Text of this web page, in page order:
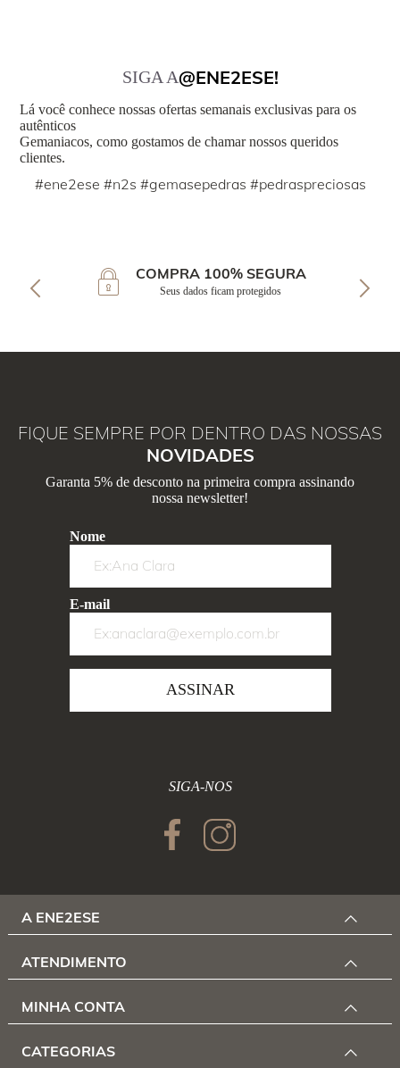
SIGA A@ENE2ESE!
Lá você conhece nossas ofertas semanais exclusivas para os
autênticos
Gemaniacos, como gostamos de chamar nossos queridos
clientes.
#ene2ese #n2s #gemasepedras #pedraspreciosas
COMPRA 100% SEGURA
Seus dados ficam protegidos
FIQUE SEMPRE POR DENTRO DAS NOSSAS
NOVIDADES
Garanta 5% de desconto na primeira compra assinando
nossa newsletter!
Nome
E-mail
ASSINAR
SIGA-NOS
A ENE2ESE
ATENDIMENTO
MINHA CONTA
CATEGORIAS